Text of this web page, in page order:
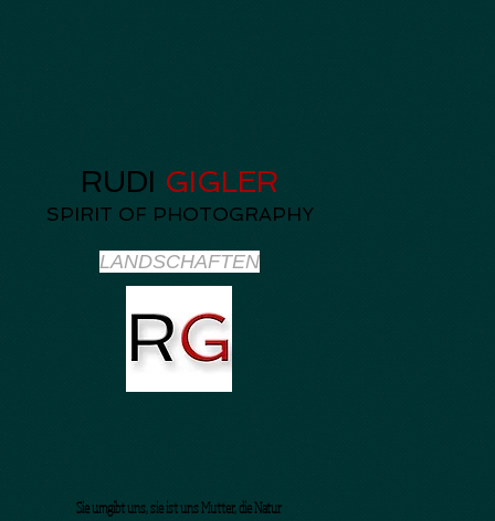
RUDI GIGLER
SPIRIT OF PHOTOGRAPHY
LANDSCHAFTEN
Sie umgibt uns, sie ist uns Mutter, die Natur